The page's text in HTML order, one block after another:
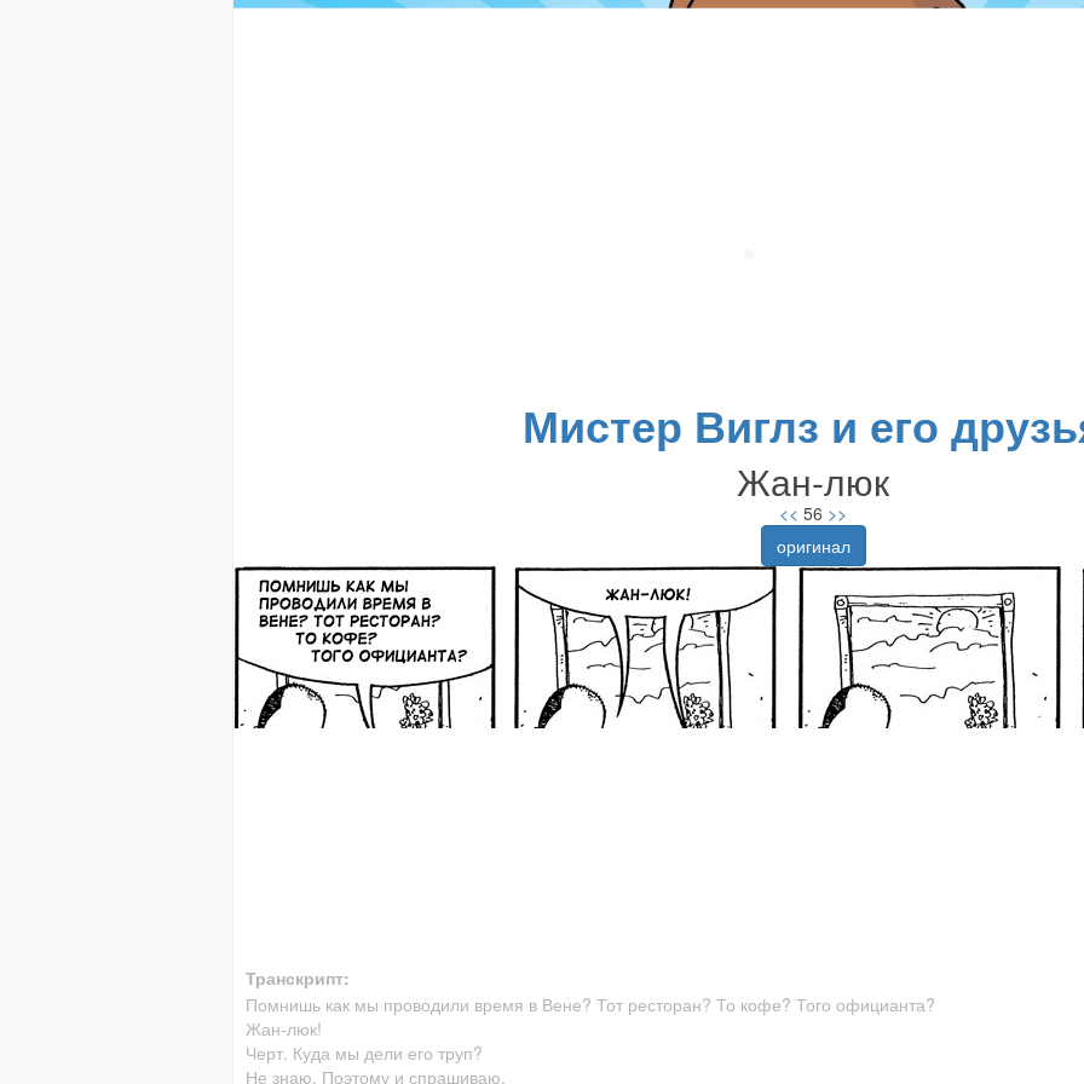
Мистер Виглз и его
Жан-люк
<< 56 >>
оригинал
Транскрипт:
Помнишь как мы проводили время в Вене? Тот ресторан? То кофе? Того официанта?
Жан-люк!
Черт. Куда мы дели его труп?
Не знаю. Поэтому и спрашиваю.